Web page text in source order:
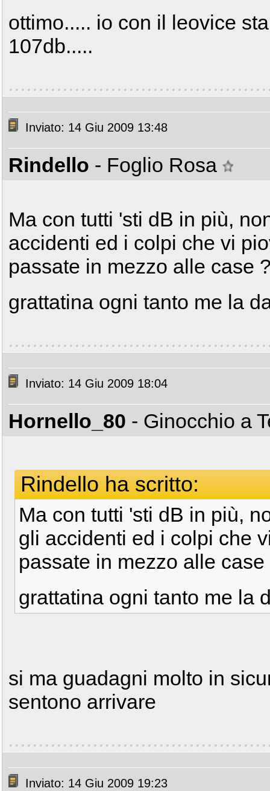
ottimo..... io con il leovice
107db.....
Inviato: 14 Giu 2009 13:48
Rindello - Foglio Rosa
Ma con tutti 'sti dB in più,
accidenti ed i colpi che vi
passate in mezzo alle case
grattatina ogni tanto me la
Inviato: 14 Giu 2009 18:04
Hornello_80 - Ginocchio a
Rindello ha scritto:
Ma con tutti 'sti dB in più,
gli accidenti ed i colpi che
passate in mezzo alle
grattatina ogni tanto me la
si ma guadagni molto in
sentono arrivare
Inviato: 14 Giu 2009 19:23